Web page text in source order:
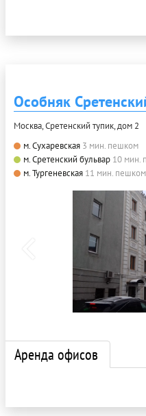
Особняк
Москва, Сретенский тупик, дом 2
м. Сухаревская 3 мин. пешком
м. Сретенский бульвар 10 мин.
м. Тургеневская 11 мин. пешком
Аренда офисов